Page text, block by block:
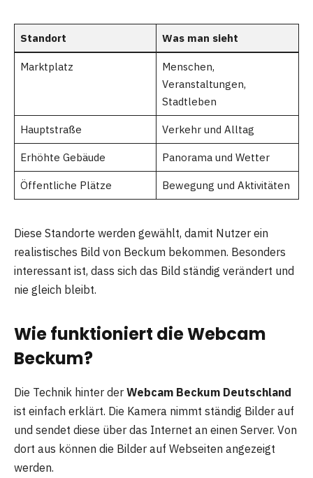
Standort Was man sieht
Marktplatz
Menschen,
Veranstaltungen,
Stadtleben
Hauptstraße Verkehr und Alltag
Erhöhte Gebäude Panorama und Wetter
Öffentliche Plätze Bewegung und Aktivitäten
Diese Standorte werden gewählt, damit Nutzer ein
realistisches Bild von Beckum bekommen. Besonders
interessant ist, dass sich das Bild ständig verändert und
nie gleich bleibt.
Wie funktioniert die Webcam
Beckum?
Die Technik hinter der Webcam Beckum Deutschland
ist einfach erklärt. Die Kamera nimmt ständig Bilder auf
und sendet diese über das Internet an einen Server. Von
dort aus können die Bilder auf Webseiten angezeigt
werden.